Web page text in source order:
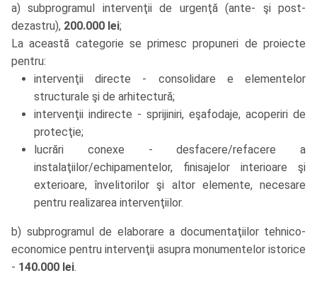
a) subprogramul intervenţii de urgenţă (ante- şi post-
dezastru), 200.000 lei;
La această categorie se primesc propuneri de proiecte
pentru:
intervenţii directe - consolidare e elementelor
structurale şi de arhitectură;
intervenţii indirecte - sprijiniri, eşafodaje, acoperiri de
protecţie;
lucrări conexe - desfacere/refacere a
instalaţiilor/echipamentelor, finisajelor interioare şi
exterioare, învelitorilor şi altor elemente, necesare
pentru realizarea intervenţiilor.
b) subprogramul de elaborare a documentaţiilor tehnico-
economice pentru intervenţii asupra monumentelor istorice
- 140.000 lei.